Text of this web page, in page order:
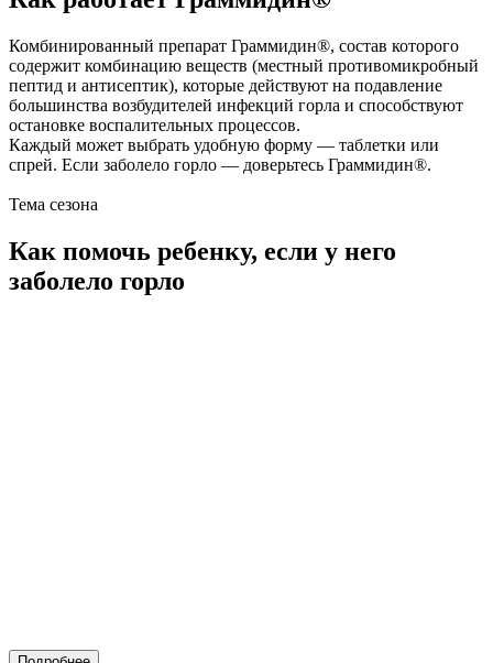
Комбинированный препарат Граммидин®, состав которого
содержит комбинацию веществ (местный противомикробный
пептид и антисептик), которые действуют на подавление
большинства возбудителей инфекций горла и способствуют
остановке воспалительных процессов.
Каждый может выбрать удобную форму — таблетки или
спрей. Если заболело горло — доверьтесь Граммидин®.
Тема сезона
Как помочь ребенку, если у него
заболело горло